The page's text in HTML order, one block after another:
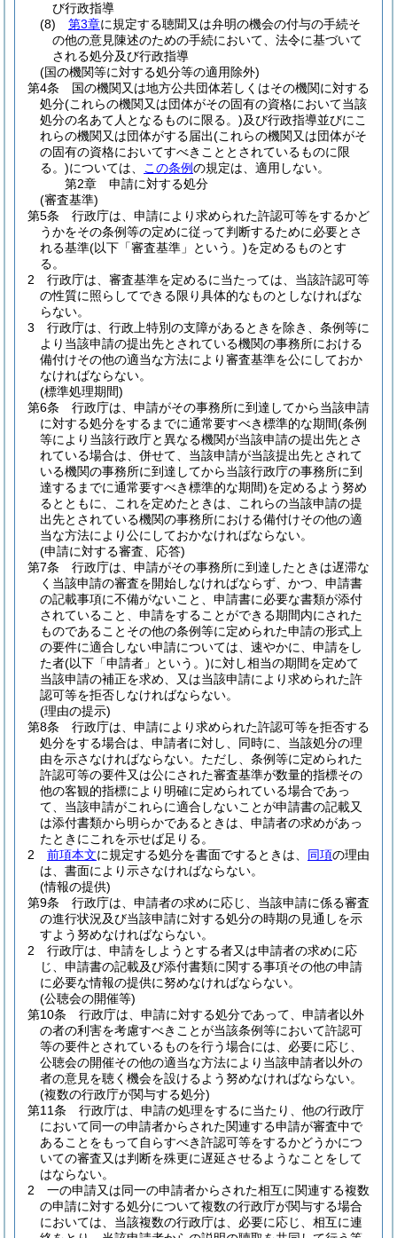
び行政指導
(8)
第3章に規定する聴聞又は弁明の機会の付与の手続そ
の他の意見陳述のための手続において、法令に基づいて
される処分及び行政指導
(国の機関等に対する処分等の適用除外)
第4条
国の機関又は地方公共団体若しくはその機関に対する
処分(これらの機関又は団体がその固有の資格において当該
処分の名あて人となるものに限る。)及び行政指導並びにこ
れらの機関又は団体がする届出(これらの機関又は団体がそ
の固有の資格においてすべきこととされているものに限
る。)については、 この条例の規定は、適用しない。
第2章
申請に対する処分
(審査基準)
第5条
行政庁は、申請により求められた許認可等をするかど
うかをその条例等の定めに従って判断するために必要とさ
れる基準(以下「審査基準」という。)を定めるものとす
る。
2
行政庁は、審査基準を定めるに当たっては、当該許認可等
の性質に照らしてできる限り具体的なものとしなければな
らない。
3
行政庁は、行政上特別の支障があるときを除き、条例等に
より当該申請の提出先とされている機関の事務所における
備付けその他の適当な方法により審査基準を公にしておか
なければならない。
(標準処理期間)
第6条
行政庁は、申請がその事務所に到達してから当該申請
に対する処分をするまでに通常要すべき標準的な期間(条例
等により当該行政庁と異なる機関が当該申請の提出先とさ
れている場合は、併せて、当該申請が当該提出先とされて
いる機関の事務所に到達してから当該行政庁の事務所に到
達するまでに通常要すべき標準的な期間)を定めるよう努め
るとともに、これを定めたときは、これらの当該申請の提
出先とされている機関の事務所における備付けその他の適
当な方法により公にしておかなければならない。
(申請に対する審査、応答)
第7条
行政庁は、申請がその事務所に到達したときは遅滞な
く当該申請の審査を開始しなければならず、かつ、申請書
の記載事項に不備がないこと、申請書に必要な書類が添付
されていること、申請をすることができる期間内にされた
ものであることその他の条例等に定められた申請の形式上
の要件に適合しない申請については、速やかに、申請をし
た者(以下「申請者」という。)に対し相当の期間を定めて
当該申請の補正を求め、又は当該申請により求められた許
認可等を拒否しなければならない。
(理由の提示)
第8条
行政庁は、申請により求められた許認可等を拒否する
処分をする場合は、申請者に対し、同時に、当該処分の理
由を示さなければならない。 ただし、条例等に定められた
許認可等の要件又は公にされた審査基準が数量的指標その
他の客観的指標により明確に定められている場合であっ
て、当該申請がこれらに適合しないことが申請書の記載又
は添付書類から明らかであるときは、申請者の求めがあっ
たときにこれを示せば足りる。
2
前項本文に規定する処分を書面でするときは、 同項の理由
は、書面により示さなければならない。
(情報の提供)
第9条
行政庁は、申請者の求めに応じ、当該申請に係る審査
の進行状況及び当該申請に対する処分の時期の見通しを示
すよう努めなければならない。
2
行政庁は、申請をしようとする者又は申請者の求めに応
じ、申請書の記載及び添付書類に関する事項その他の申請
に必要な情報の提供に努めなければならない。
(公聴会の開催等)
第10条
行政庁は、申請に対する処分であって、申請者以外
の者の利害を考慮すべきことが当該条例等において許認可
等の要件とされているものを行う場合には、必要に応じ、
公聴会の開催その他の適当な方法により当該申請者以外の
者の意見を聴く機会を設けるよう努めなければならない。
(複数の行政庁が関与する処分)
第11条
行政庁は、申請の処理をするに当たり、他の行政庁
において同一の申請者からされた関連する申請が審査中で
あることをもって自らすべき許認可等をするかどうかにつ
いての審査又は判断を殊更に遅延させるようなことをして
はならない。
2
一の申請又は同一の申請者からされた相互に関連する複数
の申請に対する処分について複数の行政庁が関与する場合
においては、当該複数の行政庁は、必要に応じ、相互に連